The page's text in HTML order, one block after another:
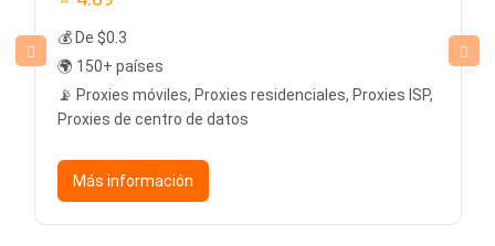
💰 De $0.3
🌍 150+ países
📡 Proxies móviles, Proxies residenciales, Proxies ISP,
Proxies de centro de datos
Más información